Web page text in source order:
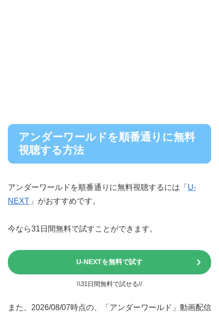
アンダーワールドを順番通りに無料
視聴する方法
アンダーワールドを順番通りに無料視聴するには「 U-
NEXT 」がおすすめです。
今なら31日間無料で試すことができます。
U-NEXTを無料で試す
\\31日間無料で試せる//
また、2026/08/07時点の、「アンダーワールド」動画配信